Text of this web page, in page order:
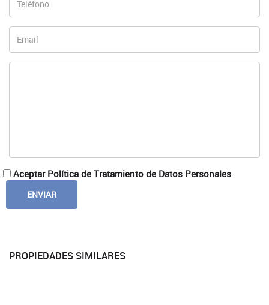
Aceptar Política de Tratamiento de Datos Personales
PROPIEDADES SIMILARES